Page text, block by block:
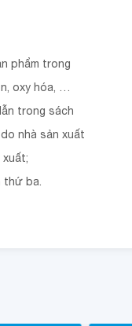
phẩm trong
oxy hóa, …
trong sách
nhà sản xuất
ba.